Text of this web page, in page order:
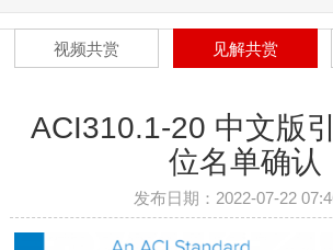
视频共赏 见解共赏
ACI310.1-20 中文版
位名单确认
发布日期：2022-07-22